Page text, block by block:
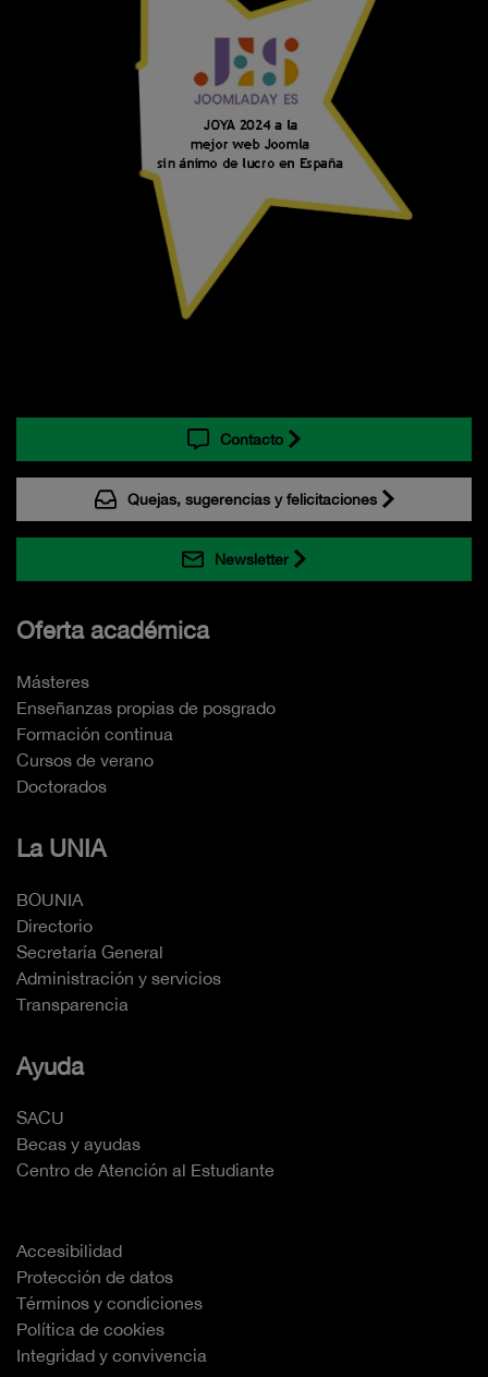
Contacto
Quejas, sugerencias y felicitaciones
Newsletter
Oferta académica
Másteres
Enseñanzas propias de posgrado
Formación continua
Cursos de verano
Doctorados
La UNIA
BOUNIA
Directorio
Secretaría General
Administración y servicios
Transparencia
Ayuda
SACU
Becas y ayudas
Centro de Atención al Estudiante
Accesibilidad
Protección de datos
Términos y condiciones
Política de cookies
Integridad y convivencia